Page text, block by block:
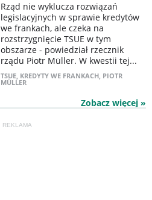
Rząd nie wyklucza rozwiązań
legislacyjnych w sprawie kredytów
we frankach, ale czeka na
rozstrzygnięcie TSUE w tym
obszarze - powiedział rzecznik
rządu Piotr Müller. W kwestii tej...
TSUE, KREDYTY WE FRANKACH, PIOTR
MÜLLER
Zobacz więcej »
REKLAMA